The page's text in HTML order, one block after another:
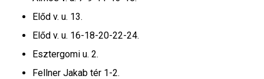
Előd v. u. 13.
Előd v. u. 16-18-20-22-24.
Esztergomi u. 2.
Fellner Jakab tér 1-2.